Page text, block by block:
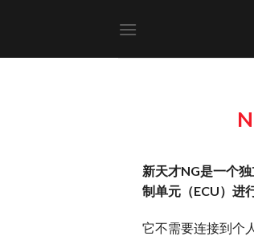
新天才NG是一个
制单元（ECU）进
它不需要连接到个